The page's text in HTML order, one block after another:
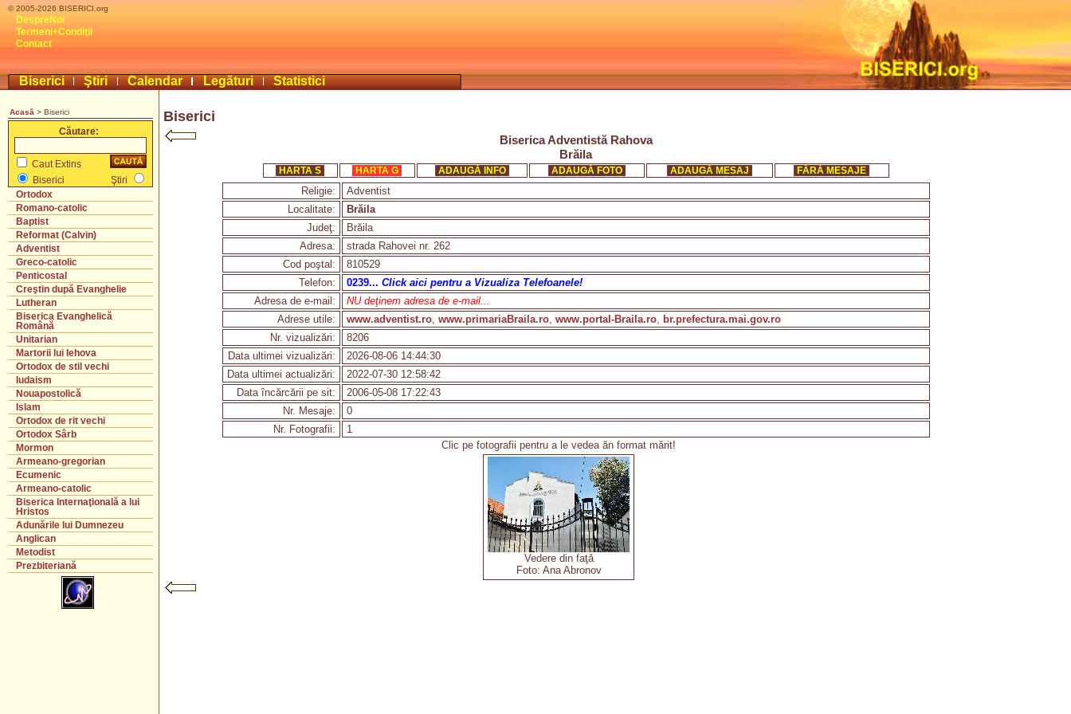
© 2005-2026 BISERICI.org
DespreNoi
Termeni+Condiţii
Contact
Biserici Ştiri Calendar Legături Statistici
Acasă > Biserici
Căutare:
Caut Extins
Biserici
Ştiri
Ortodox
Romano-catolic
Baptist
Reformat (Calvin)
Adventist
Greco-catolic
Penticostal
Creştin după Evanghelie
Lutheran
Biserica Evanghelică
Română
Unitarian
Martorii lui Iehova
Ortodox de stil vechi
Iudaism
Nouapostolică
Islam
Ortodox de rit vechi
Ortodox Sârb
Mormon
Armeano-gregorian
Ecumenic
Armeano-catolic
Biserica Internaţională a lui
Hristos
Adunările lui Dumnezeu
Anglican
Metodist
Prezbiteriană
Biserici
Biserica Adventistă Rahova
Brăila
HARTA S HARTA G ADAUGĂ INFO ADAUGĂ FOTO ADAUGĂ MESAJ FĂRĂ MESAJE
Religie:
Adventist
Localitate:
Brăila
Judeţ:
Brăila
Adresa:
strada Rahovei nr. 262
Cod poştal:
810529
Telefon:
0239... Click aici pentru a Vizualiza Telefoanele!
Adresa de e-mail:
NU deţinem adresa de e-mail...
Adrese utile:
www.adventist.ro, www.primariaBraila.ro, www.portal-Braila.ro, br.prefectura.mai.gov.ro
Nr. vizualizări:
8206
Data ultimei vizualizări:
2026-08-06 14:44:30
Data ultimei actualizări:
2022-07-30 12:58:42
Data încărcării pe sit:
2006-05-08 17:22:43
Nr. Mesaje:
0
Nr. Fotografii:
1
Clic pe fotografii pentru a le vedea ăn format mărit!
Vedere din faţă
Foto: Ana Abronov